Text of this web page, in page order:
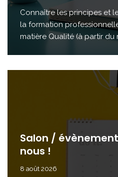
Connaître les principes et
la formation
matière Qualité (à partir du
Salon /
nous !
8 août 2026